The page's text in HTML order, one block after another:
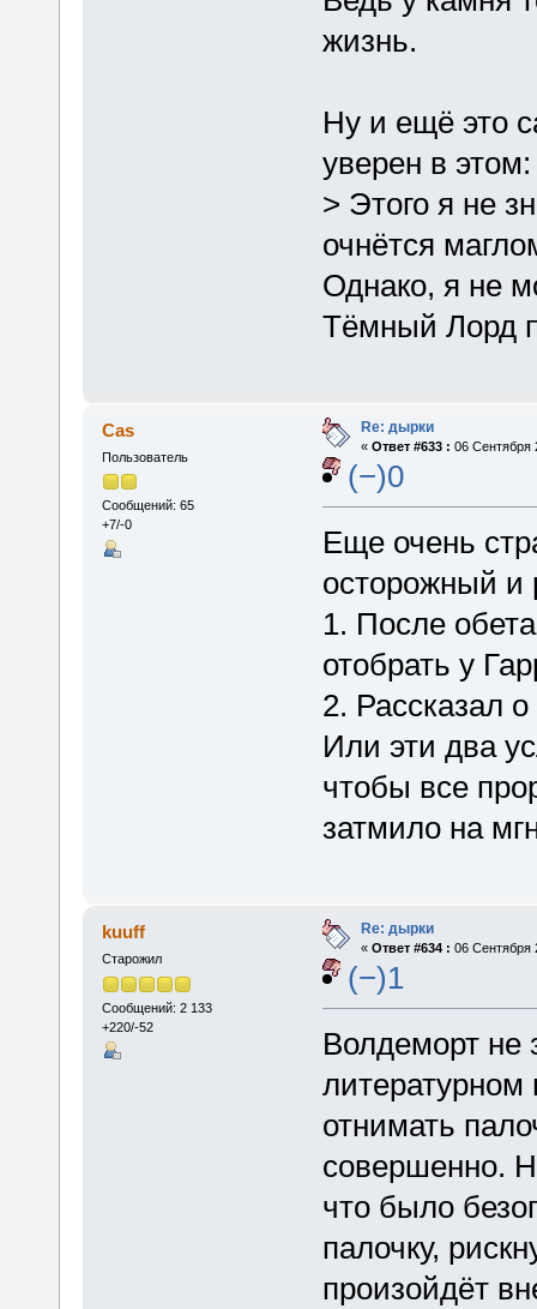
жизнь.
Ну и ещё это
уверен в этом:
> Этого я не
очнётся
Однако, я не
Тёмный Лорд
Cas
Пользователь
Сообщений: 65
+7/-0
Re: дырки
« Ответ #633 : 06 Сентября
(−)0
Еще очень
осторожный и
1. После
отобрать у
2. Рассказал
Или эти два
чтобы все
затмило на
kuuff
Старожил
Сообщений: 2 133
+220/-52
Re: дырки
« Ответ #634 : 06 Сентября
(−)1
Волдеморт не
литературном
отнимать
совершенно.
что было
палочку,
произойдёт